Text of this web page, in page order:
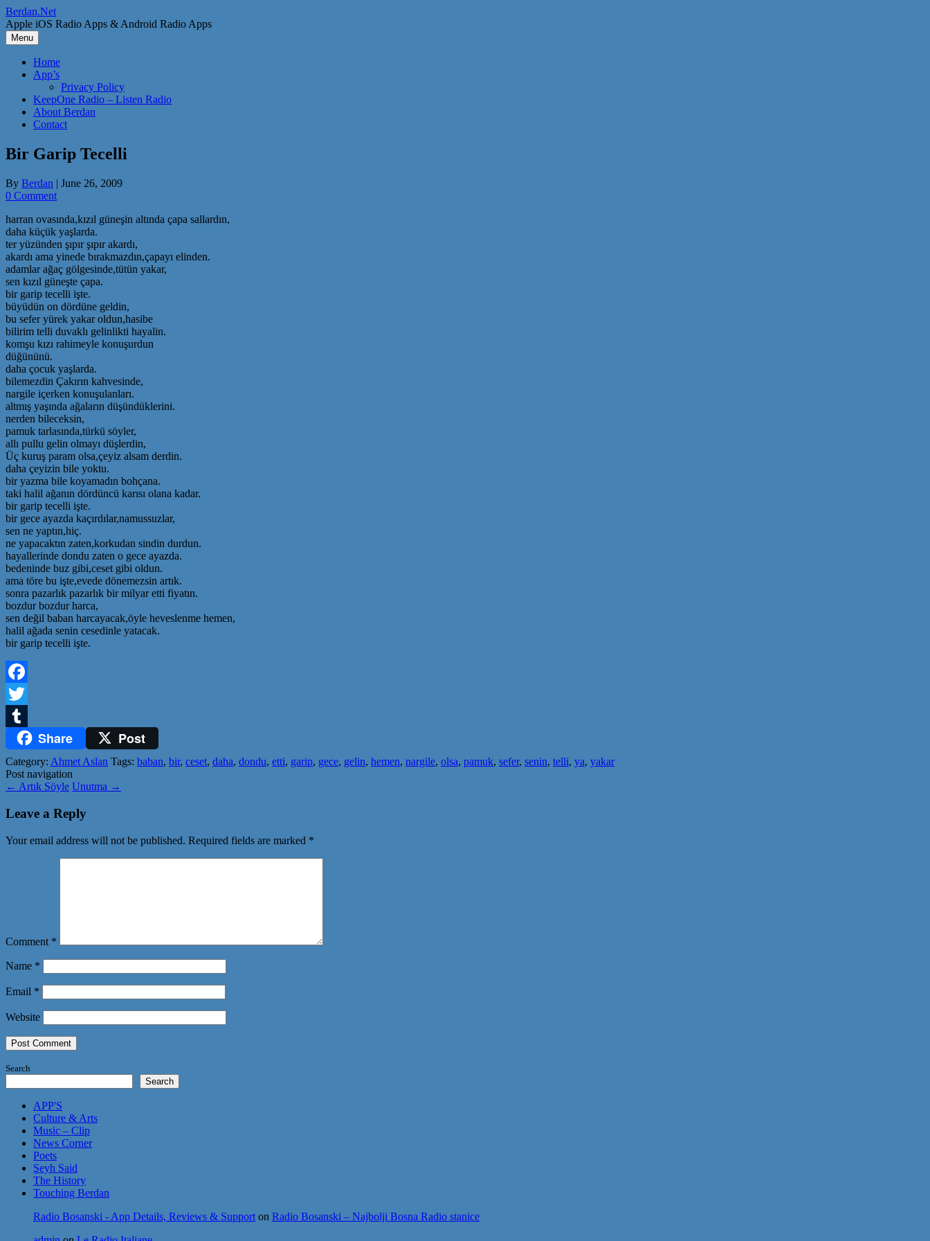
Skip
to
content
Berdan.Net
Apple iOS Radio Apps & Android Radio Apps
Menu
Home
App’s
Privacy Policy
KeepOne Radio – Listen Radio
About Berdan
Contact
Bir Garip Tecelli
By Berdan | June 26, 2009
0 Comment
harran ovasında,kızıl güneşin altında çapa sallardın,
daha küçük yaşlarda.
ter yüzünden şıpır şıpır akardı,
akardı ama yinede bırakmazdın,çapayı elinden.
adamlar ağaç gölgesinde,tütün yakar,
sen kızıl güneşte çapa.
bir garip tecelli işte.
büyüdün on dördüne geldin,
bu sefer yürek yakar oldun,hasibe
bilirim telli duvaklı gelinlikti hayalin.
komşu kızı rahimeyle konuşurdun
düğününü.
daha çocuk yaşlarda.
bilemezdin Çakırın kahvesinde,
nargile içerken konuşulanları.
altmış yaşında ağaların düşündüklerini.
nerden bileceksin,
pamuk tarlasında,türkü söyler,
allı pullu gelin olmayı düşlerdin,
Üç kuruş param olsa,çeyiz alsam derdin.
daha çeyizin bile yoktu.
bir yazma bile koyamadın bohçana.
taki halil ağanın dördüncü karısı olana kadar.
bir garip tecelli işte.
bir gece ayazda kaçırdılar,namussuzlar,
sen ne yaptın,hiç.
ne yapacaktın zaten,korkudan sindin durdun.
hayallerinde dondu zaten o gece ayazda.
bedeninde buz gibi,ceset gibi oldun.
ama töre bu işte,evede dönemezsin artık.
sonra pazarlık pazarlık bir milyar etti fiyatın.
bozdur bozdur harca,
sen değil baban harcayacak,öyle heveslenme hemen,
halil ağada senin cesedinle yatacak.
bir garip tecelli işte.
Facebook
Twitter
Tumblr Share Post
Category: Ahmet Aslan Tags: baban, bir, ceset, daha, dondu, etti, garip, gece, gelin, hemen, nargile, olsa, pamuk, sefer, senin, telli, ya, yakar
Post navigation
← Artık Söyle Unutma →
Leave a Reply
Your email address will not be published. Required fields are marked *
Comment *
Name *
Email *
Website
Search
Search
APP'S
Culture & Arts
Music – Clip
News Corner
Poets
Şeyh Said
The History
Touching Berdan
Radio Bosanski - App Details, Reviews & Support on Radio Bosanski – Najbolji Bosna Radio stanice